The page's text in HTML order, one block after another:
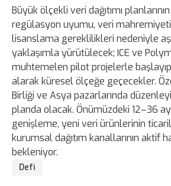
Büyük ölçekli veri dağıtımı
regülasyon uyumu, veri
lisanslama gereklilikleri nedeniyle
yaklaşımla yürütülecek; ICE ve
muhtemelen pilot projelerle
alarak küresel ölçeğe geçecekler.
Birliği ve Asya pazarlarında
planda olacak. Önümüzdeki 12–36
genişleme, yeni veri ürünlerinin
kurumsal dağıtım kanallarının aktif
bekleniyor.
Defi